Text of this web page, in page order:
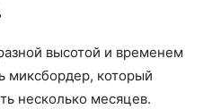
высотой и временем
миксбордер, который
несколько месяцев.